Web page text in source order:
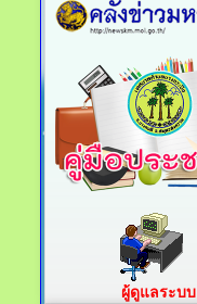
ผู้ดูแลระบบ